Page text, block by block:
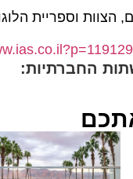
וספריית
החברתיות: